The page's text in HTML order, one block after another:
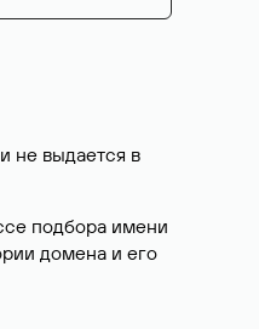
не выдается в
подбора имени
домена и его